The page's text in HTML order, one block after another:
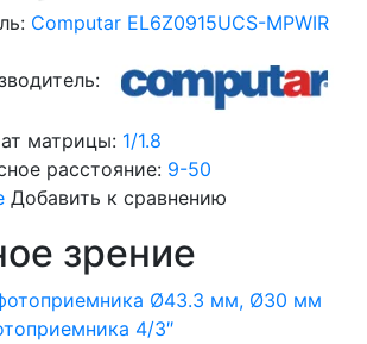
Computar EL6Z0915UCS-MPWIR
матрицы: 1/1.8
расстояние: 9-50
Добавить к сравнению
зрение
Ø43.3 мм, Ø30 мм
4/3″